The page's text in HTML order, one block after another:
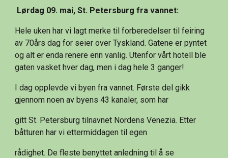
Lørdag 09. mai, St. Petersburg fra vannet:
Hele uken har vi lagt merke til forberedelser til feiring
av 70års dag for seier over Tyskland. Gatene er pyntet
og alt er enda renere enn vanlig. Utenfor vårt hotell ble
gaten vasket hver dag, men i dag hele 3 ganger!
I dag opplevde vi byen fra vannet. Første del gikk
gjennom noen av byens 43 kanaler, som har
gitt St. Petersburg tilnavnet Nordens Venezia. Etter
båtturen har vi ettermiddagen til egen
rådighet. De fleste benyttet anledning til å se